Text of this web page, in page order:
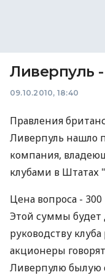
Ливерпуль
09.10.2010, 18:40
Правления
Ливерпуль нашло
компания,
клубами в Штатах
Цена вопроса -
Этой суммы будет
руководству
акционеры
Ливерпулю былую